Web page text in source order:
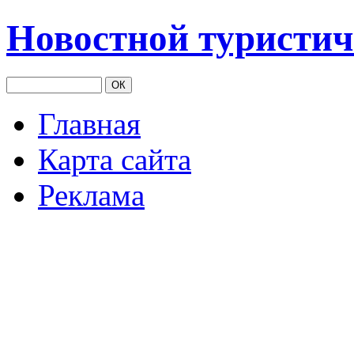
Новостной
Главная
Карта сайта
Реклама